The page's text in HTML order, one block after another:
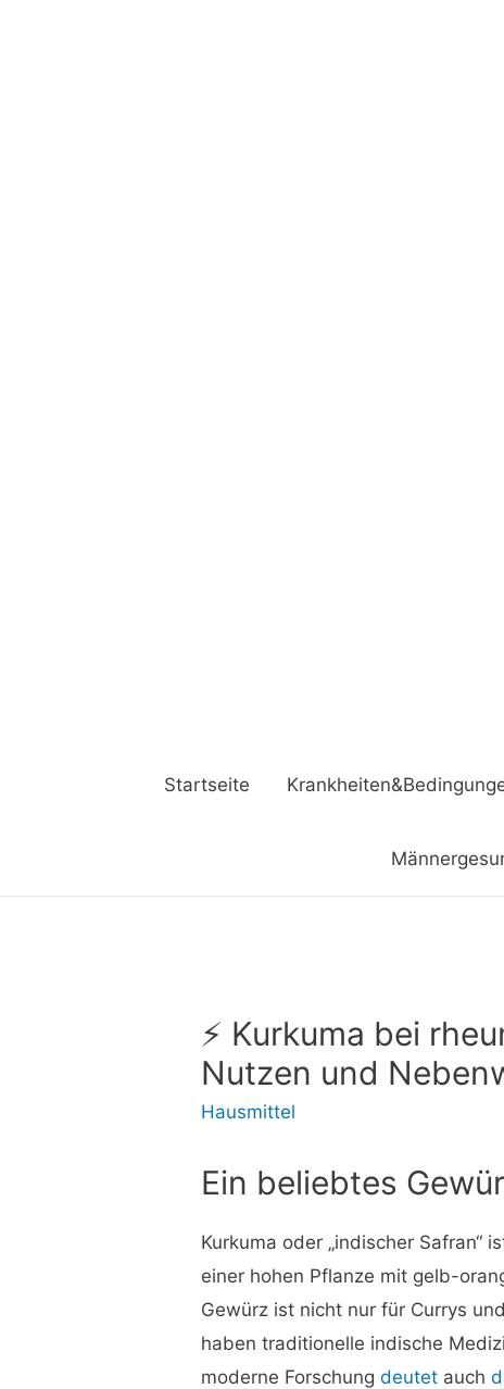
Startseite
⚡ Kurkuma bei
Nutzen und
Hausmittel
Ein beliebtes
Kurkuma oder „indischer Safran“
einer hohen Pflanze mit gelb-
Gewürz ist nicht nur für Currys
haben traditionelle indische
moderne Forschungdeutet auch